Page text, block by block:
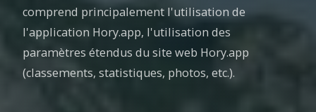
comprend principalement l'utilisation de
l'application Hory.app, l'utilisation des
paramètres étendus du site web Hory.app
(classements, statistiques, photos, etc.).